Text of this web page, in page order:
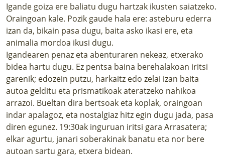
Igande goiza ere baliatu dugu hartzak ikusten saiatzeko.
Oraingoan kale. Pozik gaude hala ere: asteburu ederra
izan da, bikain pasa dugu, baita asko ikasi ere, eta
animalia mordoa ikusi dugu.
Igandearen penaz eta abenturaren nekeaz, etxerako
bidea hartu dugu. Ez pentsa baina berehalakoan iritsi
garenik; edozein putzu, harkaitz edo zelai izan baita
autoa gelditu eta prismatikoak ateratzeko nahikoa
arrazoi. Bueltan dira bertsoak eta koplak, oraingoan
indar apalagoz, eta nostalgiaz hitz egin dugu jada, pasa
diren egunez. 19:30ak inguruan iritsi gara Arrasatera;
elkar agurtu, janari soberakinak banatu eta nor bere
autoan sartu gara, etxera bidean.